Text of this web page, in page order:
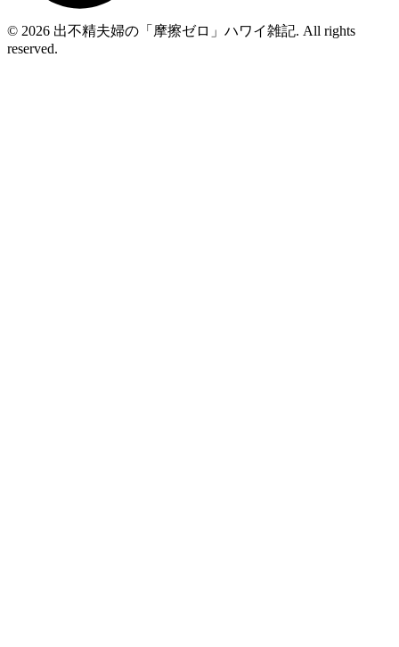
© 2026 出不精夫婦の「摩擦ゼロ」ハワイ雑記. All rights
reserved.